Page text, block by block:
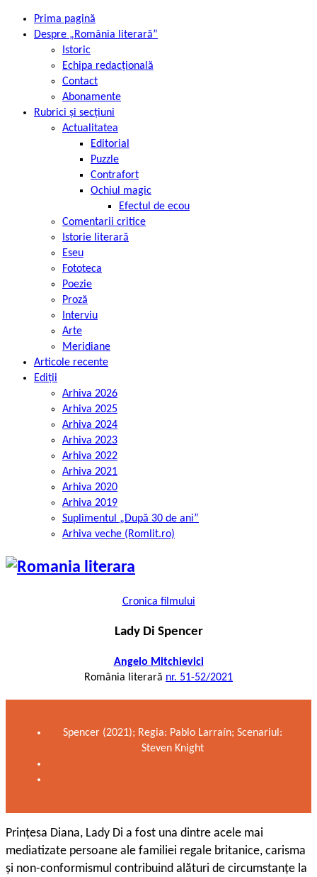
Prima pagină
Despre „România literară”
Istoric
Echipa redacțională
Contact
Abonamente
Rubrici și secțiuni
Actualitatea
Editorial
Puzzle
Contrafort
Ochiul magic
Efectul de ecou
Comentarii critice
Istorie literară
Eseu
Fototeca
Poezie
Proză
Interviu
Arte
Meridiane
Articole recente
Ediții
Arhiva 2026
Arhiva 2025
Arhiva 2024
Arhiva 2023
Arhiva 2022
Arhiva 2021
Arhiva 2020
Arhiva 2019
Suplimentul „După 30 de ani”
Arhiva veche (Romlit.ro)
Cronica filmului
Lady Di Spencer
Angelo Mitchievici
România literară nr. 51-52/2021
Spencer (2021); Regia: Pablo Larraín; Scenariul:
Steven Knight
Prințesa Diana, Lady Di a fost una dintre acele mai
mediatizate persoane ale familiei regale britanice, carisma
și non-conformismul contribuind alături de circumstanțe la